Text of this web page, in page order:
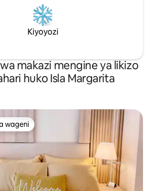
Kiyoyozi
makazi mengine ya likizo
huko Isla Margarita
cha wageni
wageni